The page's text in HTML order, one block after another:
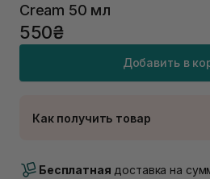
Cream 50 мл
550₴
Добавить в
Как получить товар
Нет в наличии!
Бесплатная доставка на